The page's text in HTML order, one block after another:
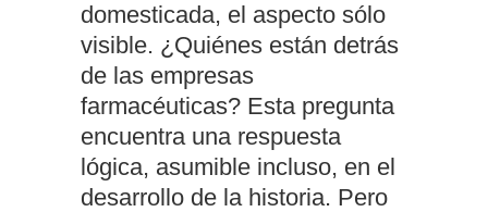
domesticada, el aspecto sólo
visible. ¿Quiénes están detrás
de las empresas
farmacéuticas? Esta pregunta
encuentra una respuesta
lógica, asumible incluso, en el
desarrollo de la historia. Pero